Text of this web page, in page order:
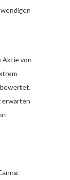
Aktie von
erwarten